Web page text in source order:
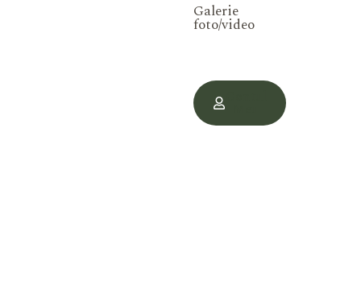
Galerie
foto/video